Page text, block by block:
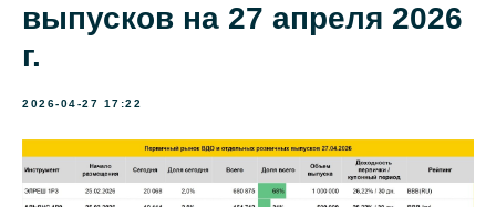
выпусков на 27 апреля 2026
г.
2026-04-27 17:22